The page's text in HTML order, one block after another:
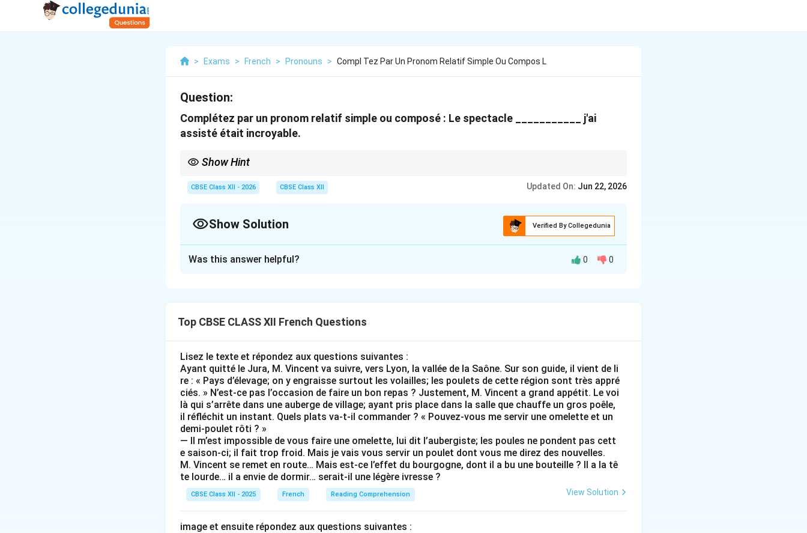
> Exams > French > Pronouns > Compl Tez Par Un Pronom Relatif Simple Ou Compos L
Question:
Complétez par un pronom relatif simple ou composé : Le spectacle ___________ j'ai
assisté était incroyable.
Show Hint
• Masculine Singular: auquel (à + lequel)
• Feminine Plural: auxquelles (à + lesquelles)
CBSE Class XII - 2026 CBSE Class XII Updated On: Jun 22, 2026
Show Solution Verified By Collegedunia
chose).
Because the preposition is à and the antecedent is an inanimate noun (le spectacle, masculine
singular), we must use a compound relative pronoun contracted with à.
• Base compound pronoun for masculine singular: lequel
• Contraction:\text{à} +
\text{lequel}
\rightarrow
a
ˋ+ lequel → auquel
Step 3: Verification:
Putting it together: Le spectacleauquelj'ai assisté était incroyable. (The show which I attended
was amazing). This is syntactically flawless.
Final Answer: auquel
Was this answer helpful? 0 0
Top CBSE CLASS XII French Questions
Lisez le texte et répondez aux questions suivantes :
Ayant quitté le Jura, M. Vincent va suivre, vers Lyon, la vallée de la Saône. Sur son guide, il vient de li
re : « Pays d’élevage; on y engraisse surtout les volailles; les poulets de cette région sont très appré
ciés. » N’est-ce pas l’occasion de faire un bon repas ? Justement, M. Vincent a grand appétit. Le voi
là qui s’arrête dans une auberge de village; ayant pris place dans la salle que chauffe un gros poêle,
il réfléchit un instant. Quels plats va-t-il commander ? « Pouvez-vous me servir une omelette et un
demi-poulet rôti ? »
— Il m’est impossible de vous faire une omelette, lui dit l’aubergiste; les poules ne pondent pas cett
e saison-ci; il fait trop froid. Mais je vais vous servir un poulet dont vous me direz des nouvelles.
M. Vincent se remet en route… Mais est-ce l’effet du bourgogne, dont il a bu une bouteille ? Il a la tê
te lourde… il a envie de dormir… serait-il une légère ivresse ?
CBSE Class XII - 2025 French Reading Comprehension View Solution
image et ensuite répondez aux questions suivantes :